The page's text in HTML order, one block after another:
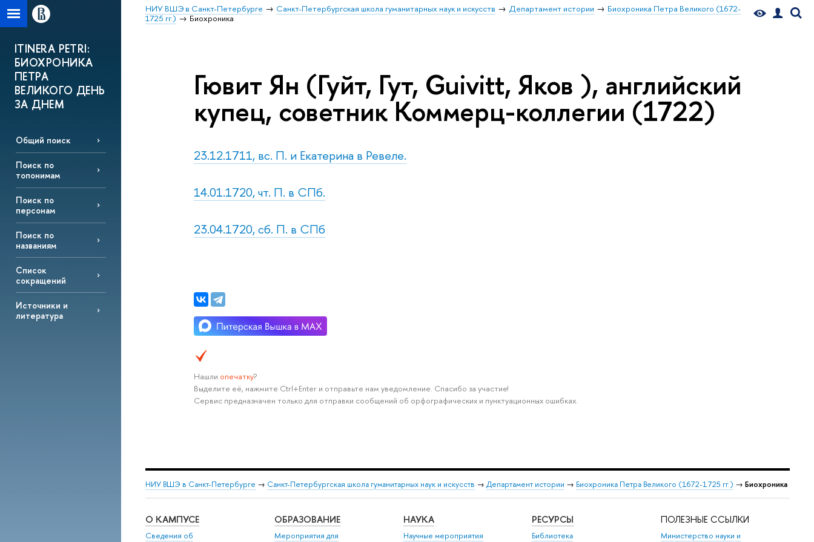
НИУ ВШЭ в Санкт-Петербурге Санкт-Петербургская школа гуманитарных наук и искусств Департамент истории
Биохроника Петра Великого (1672-
1725 гг.)
Биохроника
ITINERA PETRI:
БИОХРОНИКА
ПЕТРА
ВЕЛИКОГО ДЕНЬ
ЗА ДНЕМ
Общий поиск
Поиск по
топонимам
Поиск по
персонам
Поиск по
названиям
Список
сокращений
Источники и
литература
Гювит Ян (Гуйт, Гут, Guivitt, Яков ), английский
купец, советник Коммерц-коллегии (1722)
23.12.1711, вс. П. и Екатерина в Ревеле.
14.01.1720, чт. П. в СПб.
23.04.1720, сб. П. в СПб
Нашли опечатку?
Выделите её, нажмите Ctrl+Enter и отправьте нам уведомление. Спасибо за участие!
Сервис предназначен только для отправки сообщений об орфографических и пунктуационных ошибках.
НИУ ВШЭ в Санкт-Петербурге → Санкт-Петербургская школа гуманитарных наук и искусств → Департамент истории → Биохроника Петра Великого (1672-1725 гг.) → Биохроника
О КАМПУСЕ
Сведения об
ОБРАЗОВАНИЕ
Мероприятия для
НАУКА
Научные мероприятия
РЕСУРСЫ
Библиотека
ПОЛЕЗНЫЕ ССЫЛКИ
Министерство науки и